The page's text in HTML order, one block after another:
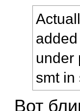
under
smt in
Вот